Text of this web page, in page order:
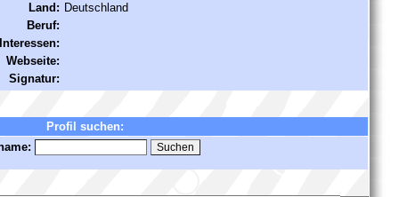
Land: Deutschland
Beruf:
Interessen:
Webseite:
Signatur:
Profil suchen: